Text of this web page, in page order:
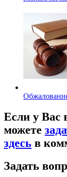
Если у Вас
можете
здесь в
Задать